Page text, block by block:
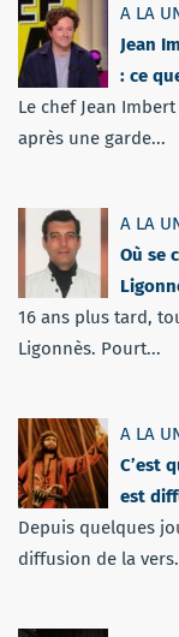
A LA
Jean
: ce
Le chef Jean
après une garde...
A LA
Où se
16 ans plus tard,
Ligonnès. Pourt...
A LA
C’est
est
Depuis quelques
diffusion de la